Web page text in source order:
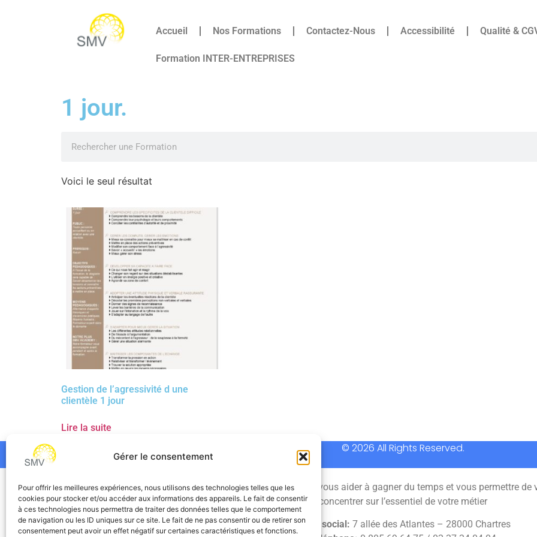
Gérer le consentement
Pour offrir les meilleures expériences, nous utilisons des technologies telles que les
cookies pour stocker et/ou accéder aux informations des appareils. Le fait de consentir
à ces technologies nous permettra de traiter des données telles que le comportement
de navigation ou les ID uniques sur ce site. Le fait de ne pas consentir ou de retirer son
consentement peut avoir un effet négatif sur certaines caractéristiques et fonctions.
Accueil Nos Formations Contactez-Nous Accessibilité Qualité &
Formation INTER-ENTREPRISES
1 jour.
Voici le seul résultat
Gestion de l’agressivité d une
clientèle 1 jour
Lire la suite
© 2026 All Rights Reserved.
SMV permet de vous aider à gagner du temps et vous permettre de
concentrer sur l’essentiel de votre métier
Siège social: 7 allée des Atlantes – 28000 Chartres